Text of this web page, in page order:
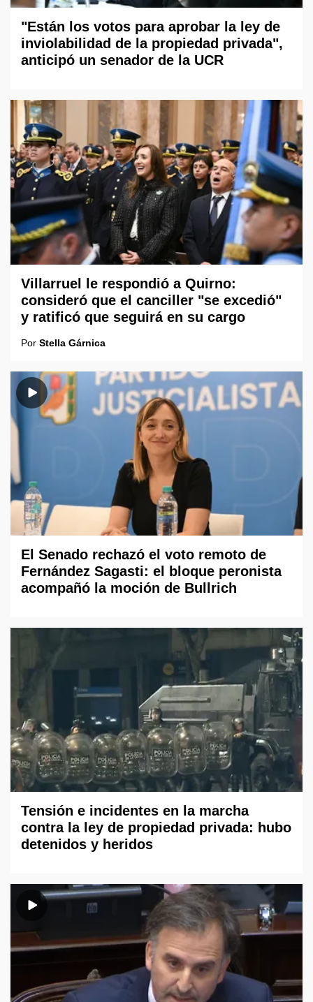
"Están los votos para aprobar la ley de
inviolabilidad de la propiedad privada",
anticipó un senador de la UCR
Villarruel le respondió a Quirno:
consideró que el canciller "se excedió"
y ratificó que seguirá en su cargo
Por Stella Gárnica
El Senado rechazó el voto remoto de
Fernández Sagasti: el bloque peronista
acompañó la moción de Bullrich
Tensión e incidentes en la marcha
contra la ley de propiedad privada: hubo
detenidos y heridos